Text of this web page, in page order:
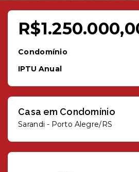
Condomínio
IPTU Anual
Casa em Condomínio
Sarandi - Porto Alegre/RS